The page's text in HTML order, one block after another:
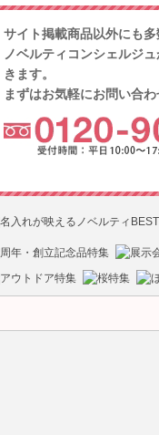
サイト掲載商品以外にも
ノベルティコンシェルジ
きます。
まずはお気軽にお問い合わ